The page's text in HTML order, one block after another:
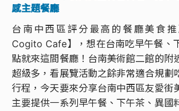
感主題餐廳
台南中西區評分最高的餐廳美食
Cogito Cafe】，想在台南吃早午餐、
點就來這間餐廳！台南美術館二館的附
超級多，看展覽活動之餘非常適合規劃
行程，今天要來分享台南中西區友愛街
主要提供一系列早午餐、下午茶、異國